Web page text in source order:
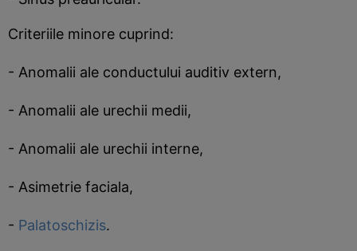
Criteriile minore cuprind:
- Anomalii ale conductului auditiv extern,
- Anomalii ale urechii medii,
- Anomalii ale urechii interne,
- Asimetrie faciala,
- Palatoschizis.